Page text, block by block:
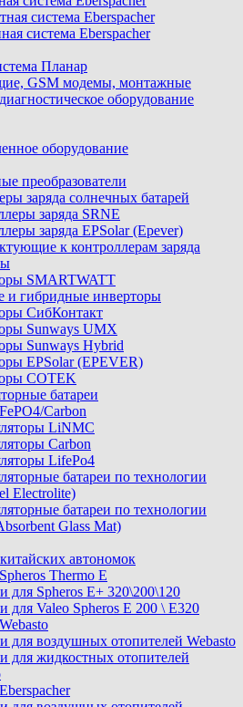
система Eberspacher
система Eberspacher
Планар
GSM модемы, монтажные
оборудование
оборудование
преобразователи
заряда солнечных батарей
заряда SRNE
заряда EPSolar (Epever)
к контроллерам заряда
SMARTWATT
и гибридные инверторы
СибКонтакт
Sunways UMX
Sunways Hybrid
EPSolar (EPEVER)
COTEK
батареи
Carbon
LiNMC
Carbon
LifePo4
батареи по технологии
Electrolite)
батареи по технологии
Glass Mat)
автономок
Thermo E
для Spheros E+ 320\200\120
для Valeo Spheros E 200 \ E320
для воздушных отопителей Webasto
для жидкостных отопителей